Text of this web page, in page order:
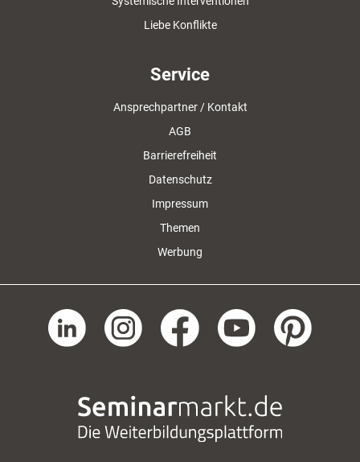
Liebe Konflikte
Service
Ansprechpartner / Kontakt
AGB
Barrierefreiheit
Datenschutz
Impressum
Themen
Werbung